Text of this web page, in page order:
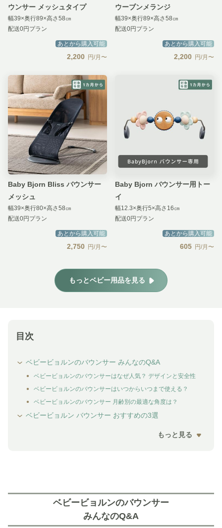
ウンサー メッシュタイプ
幅39×奥行89×高さ58㎝
配送0円プラン
あとから購入可能
2,200 円/月〜
ウーブンメランジ
幅39×奥行89×高さ58㎝
配送0円プラン
あとから購入可能
2,200 円/月〜
Baby Bjorn Bliss バウンサー
メッシュ
幅39×奥行80×高さ58㎝
配送0円プラン
あとから購入可能
2,750 円/月〜
Baby Bjorn バウンサー用トー
イ
幅12.3×奥行5×高さ16㎝
配送0円プラン
あとから購入可能
605 円/月〜
もっとベビー用品を見る
目次
ベビービョルンのバウンサー みんなのQ&A
ベビービョルンのバウンサーはなぜ人気？ デザインと安全性
ベビービョルンのバウンサーはいつからいつまで使える？
ベビービョルンのバウンサー 月齢別の最適な角度は？
ベビービョルン バウンサー おすすめの3選
もっと見る
ベビービョルンのバウンサー
みんなのQ&A